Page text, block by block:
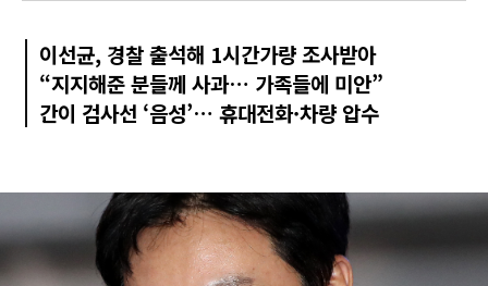
이선균, 경찰 출석해 1시간가량 조사받아
“지지해준 분들께 사과… 가족들에 미안”
간이 검사선 ‘음성’… 휴대전화·차량 압수